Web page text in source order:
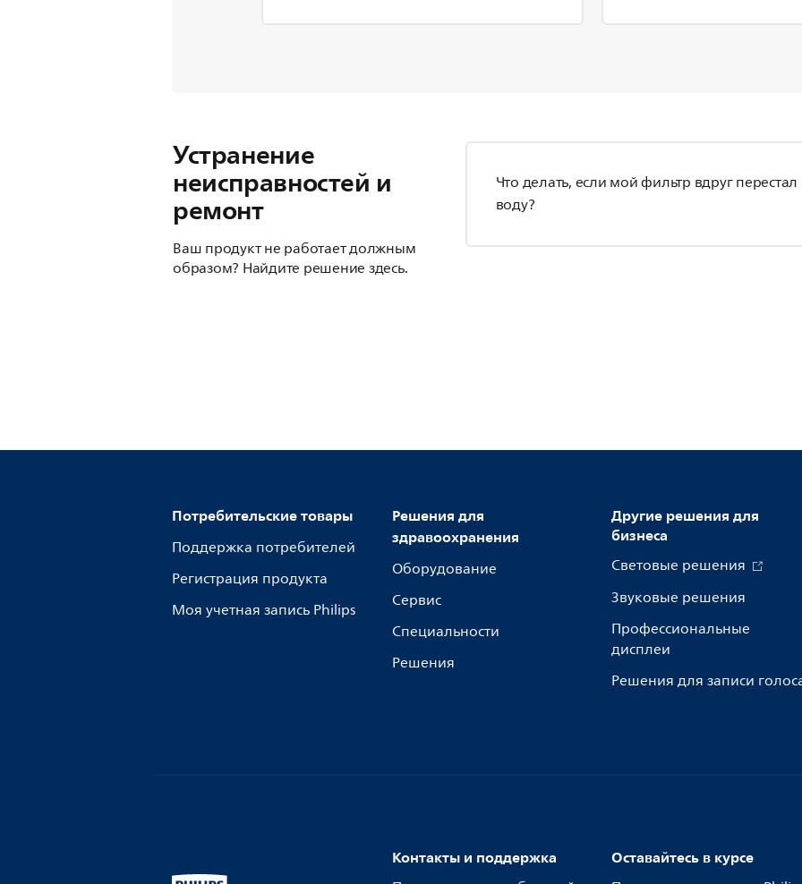
Устранение
неисправностей и
ремонт
Ваш продукт не работает должным
образом? Найдите решение здесь.
Что делать, если мой фильтр вдруг
воду?
Потребительские товары
Поддержка потребителей
Регистрация продукта
Моя учетная запись Philips
Решения для
здравоохранения
Оборудование
Сервис
Специальности
Решения
Другие решения для
бизнеса
Световые решения
Звуковые решения
Профессиональные
дисплеи
Решения для записи
Контакты и поддержка Оставайтесь в курсе